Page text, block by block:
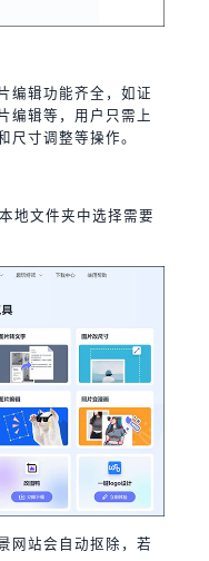
编辑功能齐全，如证
编辑等，用户只需上
尺寸调整等操作。
地文件夹中选择需要
网站会自动抠除，若